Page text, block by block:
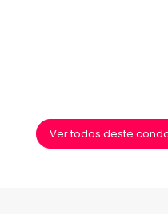
Ver todos deste